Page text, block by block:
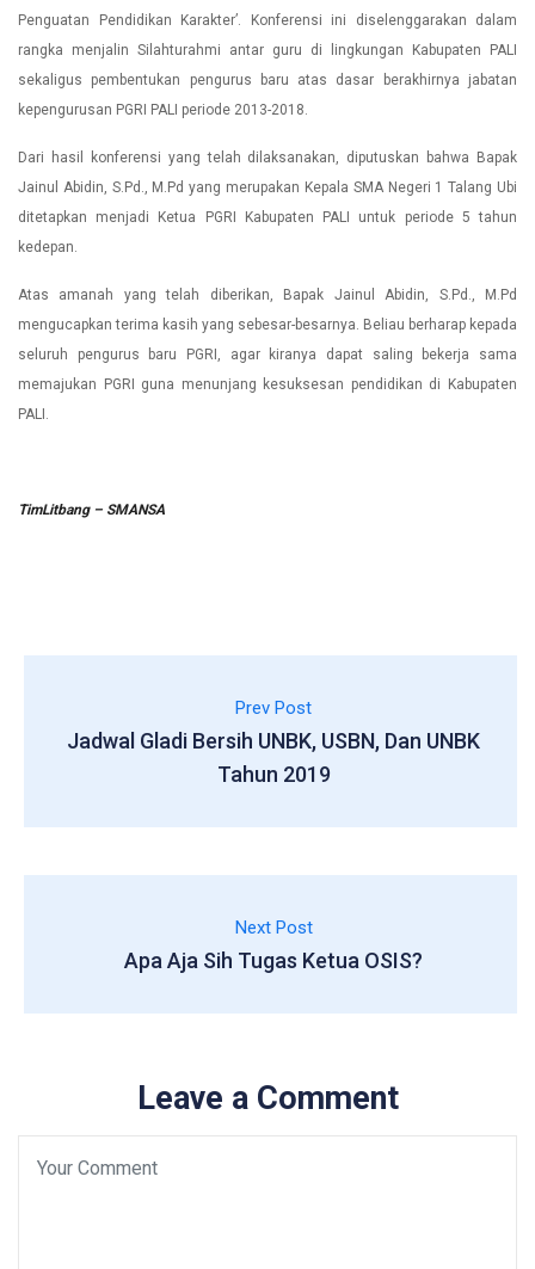
Penguatan Pendidikan Karakter’. Konferensi ini diselenggarakan dalam
rangka menjalin Silahturahmi antar guru di lingkungan Kabupaten PALI
sekaligus pembentukan pengurus baru atas dasar berakhirnya jabatan
kepengurusan PGRI PALI periode 2013-2018.
Dari hasil konferensi yang telah dilaksanakan, diputuskan bahwa Bapak
Jainul Abidin, S.Pd., M.Pd yang merupakan Kepala SMA Negeri 1 Talang Ubi
ditetapkan menjadi Ketua PGRI Kabupaten PALI untuk periode 5 tahun
kedepan.
Atas amanah yang telah diberikan, Bapak Jainul Abidin, S.Pd., M.Pd
mengucapkan terima kasih yang sebesar-besarnya. Beliau berharap kepada
seluruh pengurus baru PGRI, agar kiranya dapat saling bekerja sama
memajukan PGRI guna menunjang kesuksesan pendidikan di Kabupaten
PALI.
TimLitbang – SMANSA
Prev Post
Jadwal Gladi Bersih UNBK, USBN, Dan UNBK
Tahun 2019
Next Post
Apa Aja Sih Tugas Ketua OSIS?
Leave a Comment